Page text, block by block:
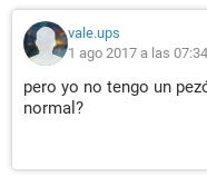
vale.ups
1 ago 2017 a las 07:34
pero yo no tengo un
normal?